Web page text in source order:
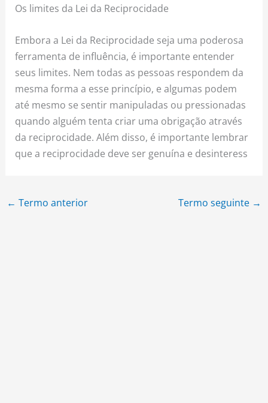
Os limites da Lei da Reciprocidade
Embora a Lei da Reciprocidade seja uma poderosa
ferramenta de influência, é importante entender
seus limites. Nem todas as pessoas respondem da
mesma forma a esse princípio, e algumas podem
até mesmo se sentir manipuladas ou pressionadas
quando alguém tenta criar uma obrigação através
da reciprocidade. Além disso, é importante lembrar
que a reciprocidade deve ser genuína e desinteress
← Termo anterior Termo seguinte →